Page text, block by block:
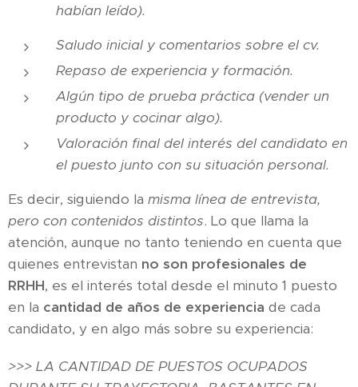
habían leído).
Saludo inicial y comentarios sobre el cv.
Repaso de experiencia y formación.
Algún tipo de prueba práctica (vender un
producto y cocinar algo).
Valoración final del interés del candidato en
el puesto junto con su situación personal.
Es decir, siguiendo la misma línea de entrevista,
pero con contenidos distintos. Lo que llama la
atención, aunque no tanto teniendo en cuenta que
quienes entrevistan no son profesionales de
RRHH, es el interés total desde el minuto 1 puesto
en la cantidad de años de experiencia de cada
candidato, y en algo más sobre su experiencia:
>>> LA CANTIDAD DE PUESTOS OCUPADOS